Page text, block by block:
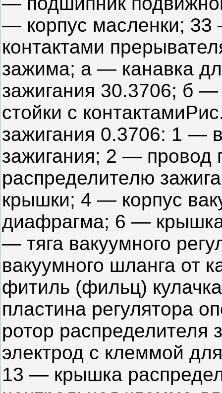
— корпус масленки; 33
контактами
зажима; а — канавка
зажигания 30.3706; б
стойки с
зажигания 0.3706: 1 —
зажигания; 2 — провод
распределителю
крышки; 4 — корпус
диафрагма; 6 — крышка
— тяга вакуумного
вакуумного шланга от
фитиль (фильц)
пластина регулятора
ротор распределителя
электрод с клеммой
13 — крышка